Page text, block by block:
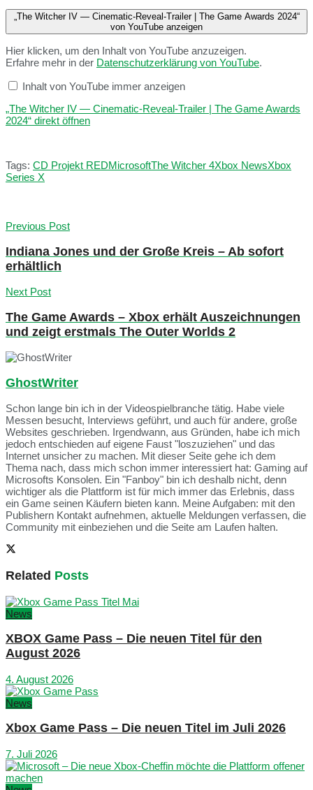
„The Witcher IV — Cinematic-Reveal-Trailer | The Game Awards 2024“
von YouTube anzeigen
Hier klicken, um den Inhalt von YouTube anzuzeigen.
Erfahre mehr in der Datenschutzerklärung von YouTube.
Inhalt von YouTube immer anzeigen
„The Witcher IV — Cinematic-Reveal-Trailer | The Game Awards
2024“ direkt öffnen
Tags: CD Projekt REDMicrosoftThe Witcher 4Xbox NewsXbox
Series X
Previous Post
Indiana Jones und der Große Kreis – Ab sofort
erhältlich
Next Post
The Game Awards – Xbox erhält Auszeichnungen
und zeigt erstmals The Outer Worlds 2
GhostWriter
Schon lange bin ich in der Videospielbranche tätig. Habe viele
Messen besucht, Interviews geführt, und auch für andere, große
Websites geschrieben. Irgendwann, aus Gründen, habe ich mich
jedoch entschieden auf eigene Faust "loszuziehen" und das
Internet unsicher zu machen. Mit dieser Seite gehe ich dem
Thema nach, dass mich schon immer interessiert hat: Gaming auf
Microsofts Konsolen. Ein "Fanboy" bin ich deshalb nicht, denn
wichtiger als die Plattform ist für mich immer das Erlebnis, dass
ein Game seinen Käufern bieten kann. Meine Aufgaben: mit den
Publishern Kontakt aufnehmen, aktuelle Meldungen verfassen, die
Community mit einbeziehen und die Seite am Laufen halten.
Related Posts
News
XBOX Game Pass – Die neuen Titel für den
August 2026
4. August 2026
News
Xbox Game Pass – Die neuen Titel im Juli 2026
7. Juli 2026